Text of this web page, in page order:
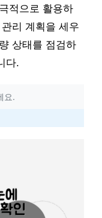
적으로 활용하
리 계획을 세우
상태를 점검하
다.
요.